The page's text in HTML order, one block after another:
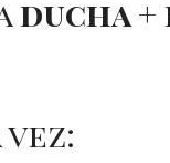
ducha +